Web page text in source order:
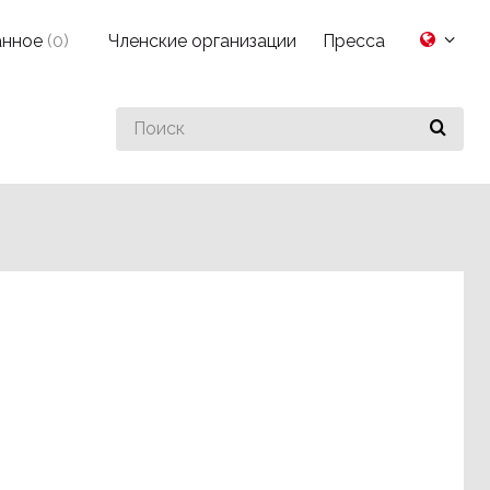
Search
for
(0) Членские организации Пресса